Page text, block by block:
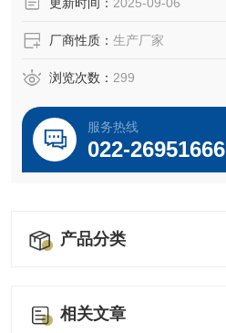
厂商性质： 生产厂家
浏览次数： 299
服务热线
022-26951666
产品分类
相关文章